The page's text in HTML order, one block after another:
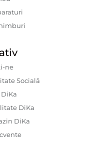
ne
Socială
DiKa
DiKa